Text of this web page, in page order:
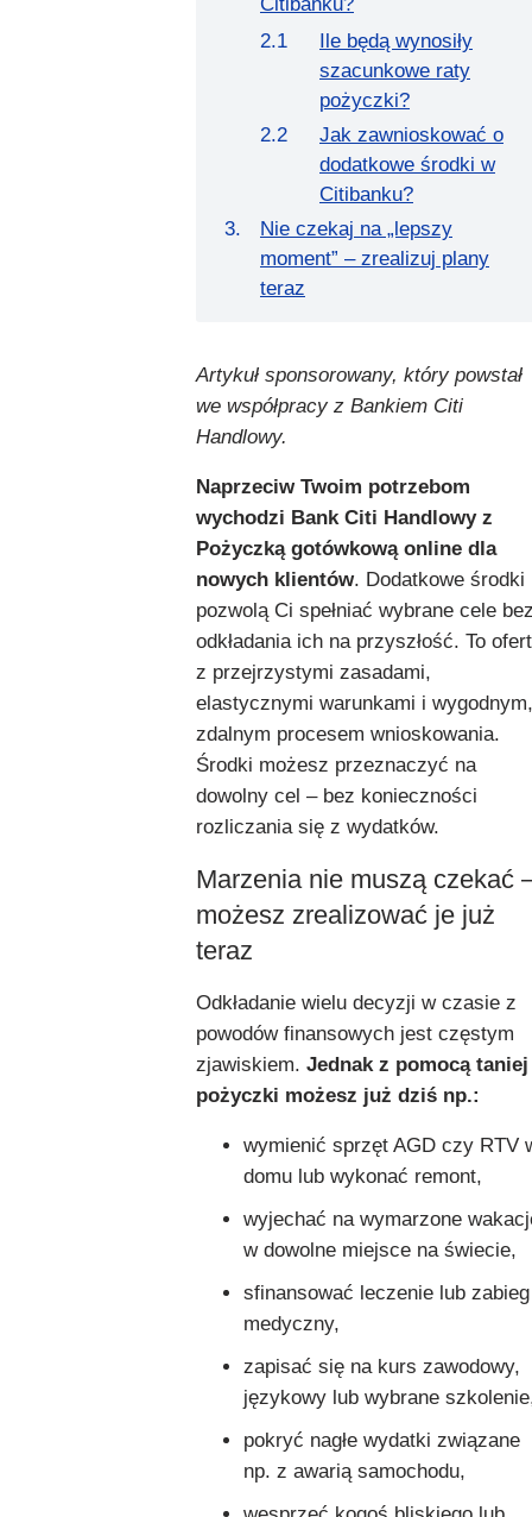
Ile będą wynosiły
szacunkowe raty
pożyczki?
Jak zawnioskować o
dodatkowe środki w
Citibanku?
Nie czekaj na „lepszy
moment” – zrealizuj plany
teraz
Artykuł sponsorowany, który powstał
we współpracy z Bankiem Citi
Handlowy.
Naprzeciw Twoim potrzebom
wychodzi Bank Citi Handlowy z
Pożyczką gotówkową online dla
nowych klientów. Dodatkowe środki
pozwolą Ci spełniać wybrane cele
odkładania ich na przyszłość. To
z przejrzystymi zasadami,
elastycznymi warunkami i wygodnym,
zdalnym procesem wnioskowania.
Środki możesz przeznaczyć na
dowolny cel – bez konieczności
rozliczania się z wydatków.
Marzenia nie muszą czekać
możesz zrealizować je już
teraz
Odkładanie wielu decyzji w czasie z
powodów finansowych jest częstym
zjawiskiem. Jednak z pomocą taniej
pożyczki możesz już dziś np.:
wymienić sprzęt AGD czy RTV
domu lub wykonać remont,
wyjechać na wymarzone
w dowolne miejsce na świecie,
sfinansować leczenie lub zabieg
medyczny,
zapisać się na kurs zawodowy,
językowy lub wybrane
pokryć nagłe wydatki związane
np. z awarią samochodu,